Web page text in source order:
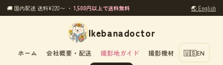
🚚 国内配送 送料¥220〜 ・ 1,500円以上で送料無料 🌏 English
Ikebanadoctor
ホーム 会社概要・配送 撮影地ガイド 撮影機材 🇺🇸EN